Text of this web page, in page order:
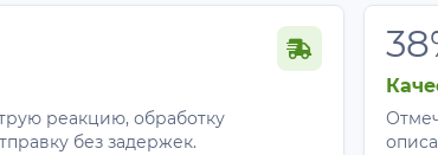
реакцию, обработку
без задержек.